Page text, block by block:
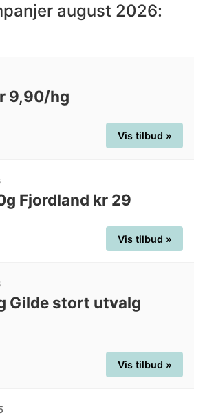
august 2026:
9,90/hg
Vis tilbud »
Fjordland kr 29
Vis tilbud »
Gilde stort utvalg
Vis tilbud »